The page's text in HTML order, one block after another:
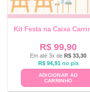
Kit Festa na Caixa
R$ 99,90
Em até 3x de R$ 33,30
R$94,91 no pix
ADICIONAR AO
CARRINHO